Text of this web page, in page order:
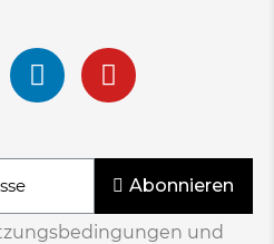
Abonnieren
und